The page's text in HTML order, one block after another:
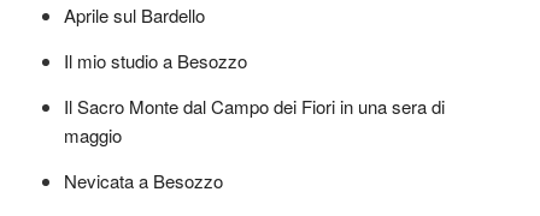
Aprile sul Bardello
Il mio studio a Besozzo
Il Sacro Monte dal Campo dei Fiori in una sera di
maggio
Nevicata a Besozzo